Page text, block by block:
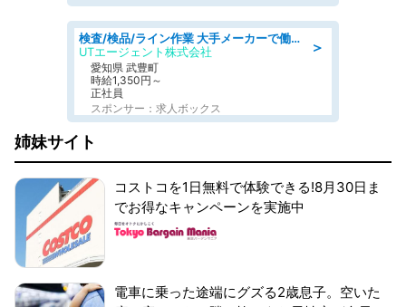
＞
検査/検品/ライン作業 大手メーカーで働ける 土日祝休 月収28万円可 未経験OK
UTエージェント株式会社
愛知県 武豊町
時給1,350円～
正社員
スポンサー：求人ボックス
姉妹サイト
コストコを1日無料で体験できる!8月30日ま
でお得なキャンペーンを実施中
電車に乗った途端にグズる2歳息子。空いた